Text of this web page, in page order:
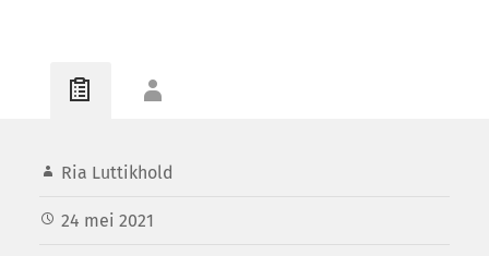
nieuwe zendnetwerk ‘5G’.
5G wat de vijfde generatie
Ria Luttikhold
24 mei 2021